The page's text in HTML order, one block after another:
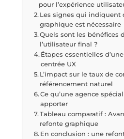
pour l’expérience
Les signes qui indiquent
graphique est nécessaire
Quels sont les bénéfices
l’utilisateur final ?
Étapes essentielles
centrée UX
L’impact sur le taux de
référencement naturel
Ce qu’une agence
apporter
Tableau comparatif :
refonte graphique
En conclusion : une